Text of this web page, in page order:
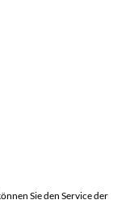
Sie den Service der